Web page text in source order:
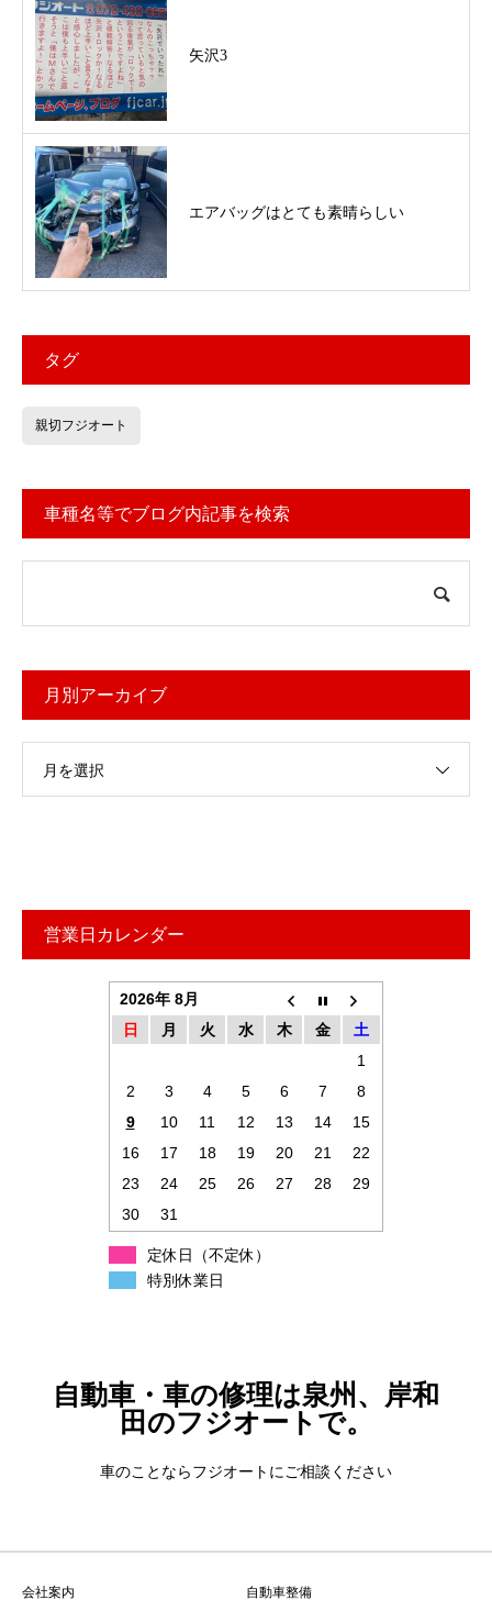
矢沢3
エアバッグはとても素晴らしい
タグ
親切フジオート
車種名等でブログ内記事を検索
月別アーカイブ
月を選択
営業日カレンダー
2026年 8月
日
月 火 水 木 金
土
1
2
3 4 5 6 7
8
9
10 11 12 13 14
15
16
17 18 19 20 21
22
23
24 25 26 27 28
29
30
31
定休日（不定休）
特別休業日
自動車・車の修理は泉州、岸和
田のフジオートで。
車のことならフジオートにご相談ください
会社案内 自動車整備